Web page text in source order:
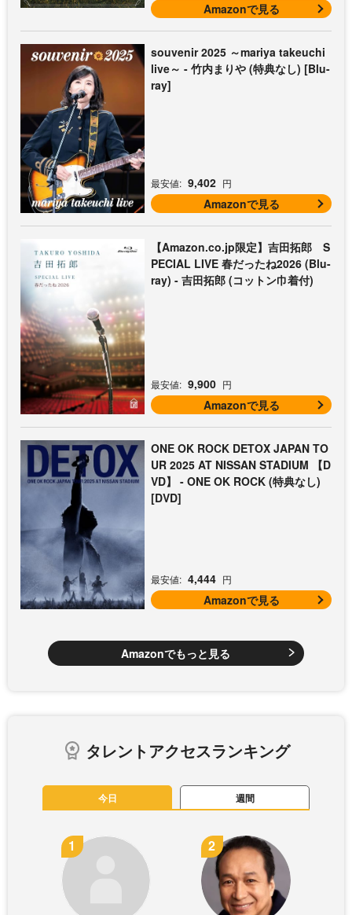
Amazonで見る
souvenir 2025 ～mariya takeuchi
live～ - 竹内まりや (特典なし) [Blu-
ray]
最安値: 9,402 円
Amazonで見る
【Amazon.co.jp限定】吉田拓郎 S
PECIAL LIVE 春だったね2026 (Blu-
ray) - 吉田拓郎 (コットン巾着付)
最安値: 9,900 円
Amazonで見る
ONE OK ROCK DETOX JAPAN TO
UR 2025 AT NISSAN STADIUM 【D
VD】 - ONE OK ROCK (特典なし)
[DVD]
最安値: 4,444 円
Amazonで見る
Amazonでもっと見る
タレントアクセスランキング
今日 週間